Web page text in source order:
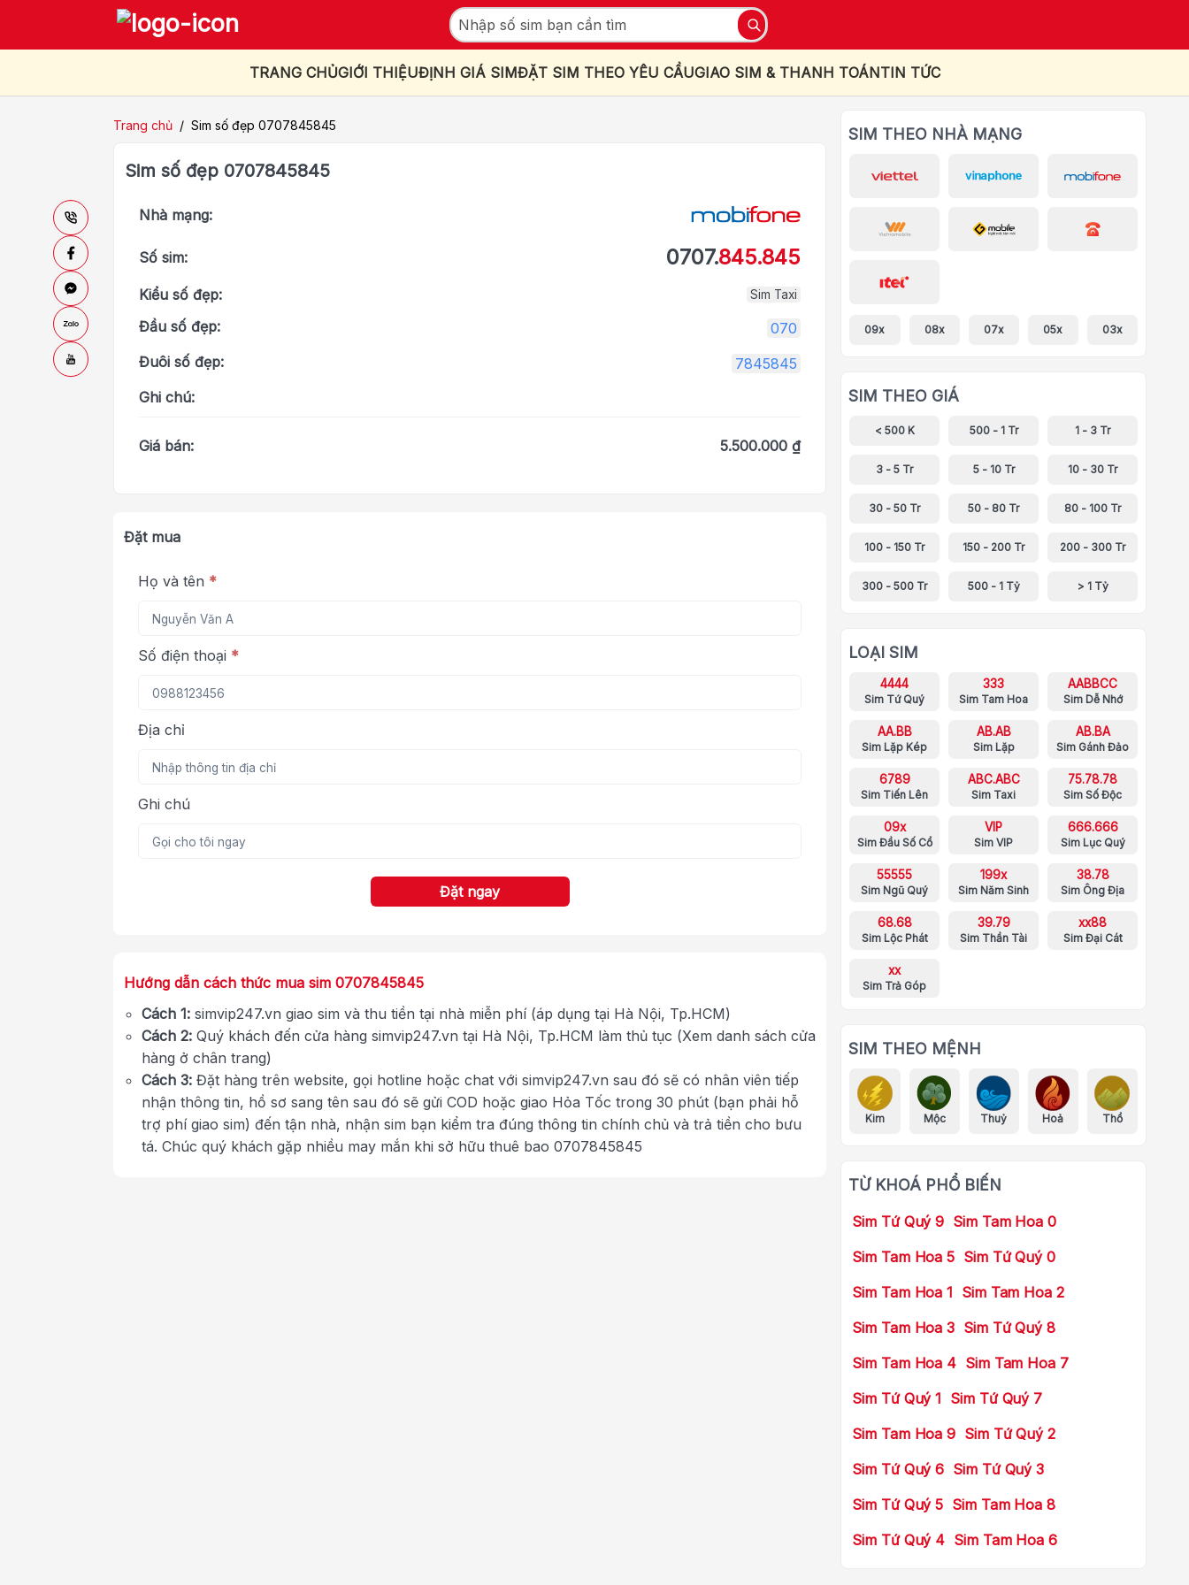
TRANG CHỦGIỚI THIỆUĐỊNH GIÁ SIMĐẶT SIM THEO YÊU CẦUGIAO SIM & THANH TOÁNTIN TỨC
Trang chủ / Sim số đẹp 0707845845
Sim số đẹp 0707845845
Nhà mạng:
Số sim: 0707.845.845
Kiểu số đẹp: Sim Taxi
Đầu số đẹp:
070
Đuôi số đẹp:
7845845
Ghi chú:
Giá bán: 5.500.000 ₫
Đặt mua
Họ và tên *
Số điện thoại *
Địa chỉ
Ghi chú
Đặt ngay
Hướng dẫn cách thức mua sim 0707845845
Cách 1: simvip247.vn giao sim và thu tiền tại nhà miễn phí (áp dụng tại Hà Nội, Tp.HCM)
Cách 2: Quý khách đến cửa hàng simvip247.vn tại Hà Nội, Tp.HCM làm thủ tục (Xem danh sách cửa
hàng ở chân trang)
Cách 3: Đặt hàng trên website, gọi hotline hoặc chat với simvip247.vn sau đó sẽ có nhân viên tiếp
nhận thông tin, hồ sơ sang tên sau đó sẽ gửi COD hoặc giao Hỏa Tốc trong 30 phút (bạn phải hỗ
trợ phí giao sim) đến tận nhà, nhận sim bạn kiểm tra đúng thông tin chính chủ và trả tiền cho bưu
tá. Chúc quý khách gặp nhiều may mắn khi sở hữu thuê bao 0707845845
SIM THEO NHÀ MẠNG
09x 08x 07x 05x 03x
SIM THEO GIÁ
< 500 K 500 - 1 Tr 1 - 3 Tr
3 - 5 Tr 5 - 10 Tr 10 - 30 Tr
30 - 50 Tr 50 - 80 Tr 80 - 100 Tr
100 - 150 Tr 150 - 200 Tr 200 - 300 Tr
300 - 500 Tr 500 - 1 Tỷ > 1 Tỷ
LOẠI SIM
4444
Sim Tứ Quý
333
Sim Tam Hoa
AABBCC
Sim Dễ Nhớ
AA.BB
Sim Lặp Kép
AB.AB
Sim Lặp
AB.BA
Sim Gánh Đảo
6789
Sim Tiến Lên
ABC.ABC
Sim Taxi
75.78.78
Sim Số Độc
09x
Sim Đầu Số Cổ
VIP
Sim VIP
666.666
Sim Lục Quý
55555
Sim Ngũ Quý
199x
Sim Năm Sinh
38.78
Sim Ông Địa
68.68
Sim Lộc Phát
39.79
Sim Thần Tài
xx88
Sim Đại Cát
xx
Sim Trả Góp
SIM THEO MỆNH
Kim Mộc Thuỷ Hoả Thổ
TỪ KHOÁ PHỔ BIẾN
Sim Tứ Quý 9 Sim Tam Hoa 0
Sim Tam Hoa 5 Sim Tứ Quý 0
Sim Tam Hoa 1 Sim Tam Hoa 2
Sim Tam Hoa 3 Sim Tứ Quý 8
Sim Tam Hoa 4 Sim Tam Hoa 7
Sim Tứ Quý 1 Sim Tứ Quý 7
Sim Tam Hoa 9 Sim Tứ Quý 2
Sim Tứ Quý 6 Sim Tứ Quý 3
Sim Tứ Quý 5 Sim Tam Hoa 8
Sim Tứ Quý 4 Sim Tam Hoa 6